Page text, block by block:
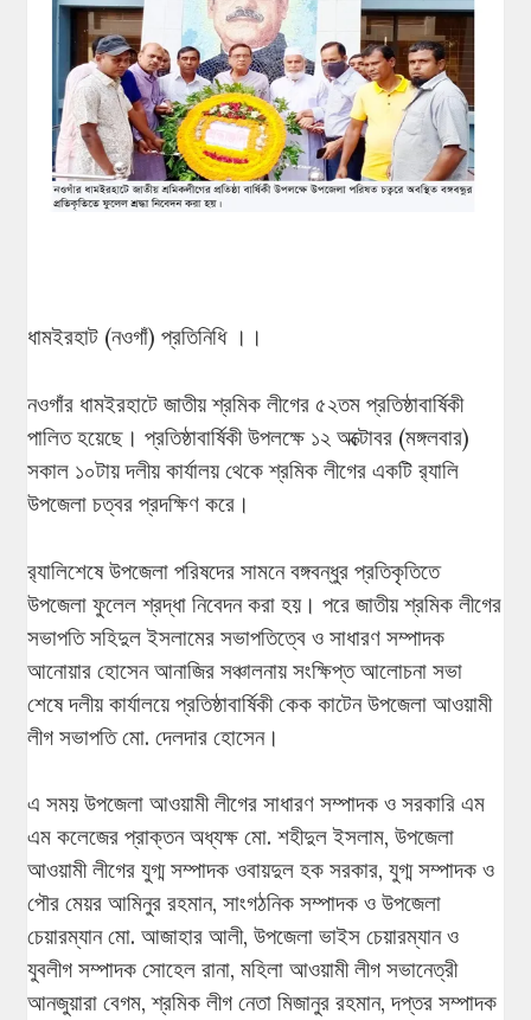
ধামইরহাট (নওগাঁ) প্রতিনিধি ।।
নওগাঁর ধামইরহাটে জাতীয় শ্রমিক লীগের ৫২তম প্রতিষ্ঠাবার্ষিকী
পালিত হয়েছে। প্রতিষ্ঠাবার্ষিকী উপলক্ষে ১২ অক্টোবর (মঙ্গলবার)
সকাল ১০টায় দলীয় কার্যালয় থেকে শ্রমিক লীগের একটি র‌্যালি
উপজেলা চত্বর প্রদক্ষিণ করে।
র‌্যালিশেষে উপজেলা পরিষদের সামনে বঙ্গবন্ধুর প্রতিকৃতিতে
উপজেলা ফুলেল শ্রদ্ধা নিবেদন করা হয়। পরে জাতীয় শ্রমিক লীগের
সভাপতি সহিদুল ইসলামের সভাপতিত্বে ও সাধারণ সম্পাদক
আনোয়ার হোসেন আনাজির সঞ্চালনায় সংক্ষিপ্ত আলোচনা সভা
শেষে দলীয় কার্যালয়ে প্রতিষ্ঠাবার্ষিকী কেক কাটেন উপজেলা আওয়ামী
লীগ সভাপতি মো. দেলদার হোসেন।
এ সময় উপজেলা আওয়ামী লীগের সাধারণ সম্পাদক ও সরকারি এম
এম কলেজের প্রাক্তন অধ্যক্ষ মো. শহীদুল ইসলাম, উপজেলা
আওয়ামী লীগের যুগ্ম সম্পাদক ওবায়দুল হক সরকার, যুগ্ম সম্পাদক ও
পৌর মেয়র আমিনুর রহমান, সাংগঠনিক সম্পাদক ও উপজেলা
চেয়ারম্যান মো. আজাহার আলী, উপজেলা ভাইস চেয়ারম্যান ও
যুবলীগ সম্পাদক সোহেল রানা, মহিলা আওয়ামী লীগ সভানেত্রী
আনজুয়ারা বেগম, শ্রমিক লীগ নেতা মিজানুর রহমান, দপ্তর সম্পাদক